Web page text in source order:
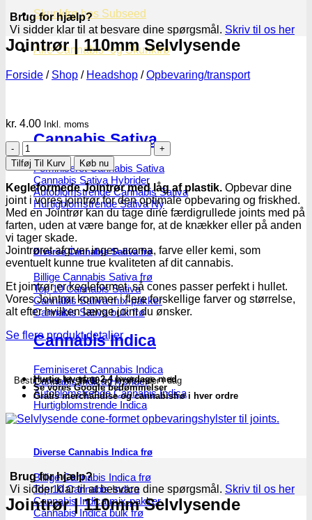
Skunkfrø hos Subseed
Alle Cannabis -og Skunkfrø
Cannabis Sativa
Feminiseret Cannabis Sativa
Cannabis Sativa Hybrider
Autoblomstrende Cannabis Sativa
Hurtigblomstrende Sativa
Diverse Cannabis Sativa frø
Billige Cannabis Sativa frø
Top 10 Cannabis Sativa
Cannabis Sativa mix-pakker
Cannabis Sativa bulk frø
Cannabis Indica
Feminiseret Cannabis Indica
Cannabis Indica Hybrider
Autoblomstrende Cannabis Indica
Hurtigblomstrende Indica
Diverse Cannabis Indica frø
Billige Cannabis Indica frø
Top 10 Cannabis Indica
Cannabis Indica mix-pakker
Cannabis Indica bulk frø
Brug for hjælp?
Vi sidder klar til at besvare dine spørgsmål. Skriv til os her
Jointrør | 110mm Selvlysende
Forside / Shop / Headshop / Opbevaring/transport
kr. 4.00 Inkl. moms
Jointrør
|
110mm
Selvlysende
antal
Tilføj Til Kurv Køb nu
Kegleformede Jointrør med låg af plastik. Opbevar dine
joint i vores jointrør for den optimale opbevaring og friskhed.
Med en Jointrør kan du tage dine færdigrullede joints med på
farten, uden at være bange for, at de knækker eller på anden
vi tager skade.
Jointrøret afgiver ingen aroma, farve eller kemi, som
eventuelt kunne true kvaliteten af dit cannabis.
Et jointrør er kegleformet, så cones passer perfekt i hullet.
Vores Jointrør kommer i flere forskellige farver og størrelse,
alt efter hvilken længe joint du ønsker.
Se flere produkt detaljer
Bestil indenkl. 16.00og vi afsender i dag
Hurtig levering 2-4 hverdage med
Se vores Google bedømmelser
Gratis merchandise og cannabisfrø i hver ordre
Brug for hjælp?
Vi sidder klar til at besvare dine spørgsmål. Skriv til os her
Jointrør | 110mm Selvlysende